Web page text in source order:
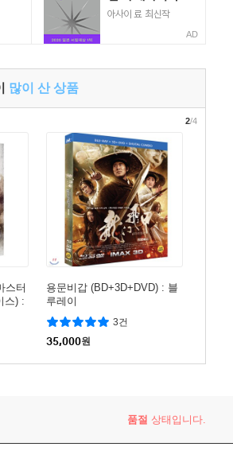
AD
많이 산 상품
스터
스) :
용문비갑 (BD+3D+DVD) : 블
루레이
3건
35,000원
2/4
품절 상태입니다.